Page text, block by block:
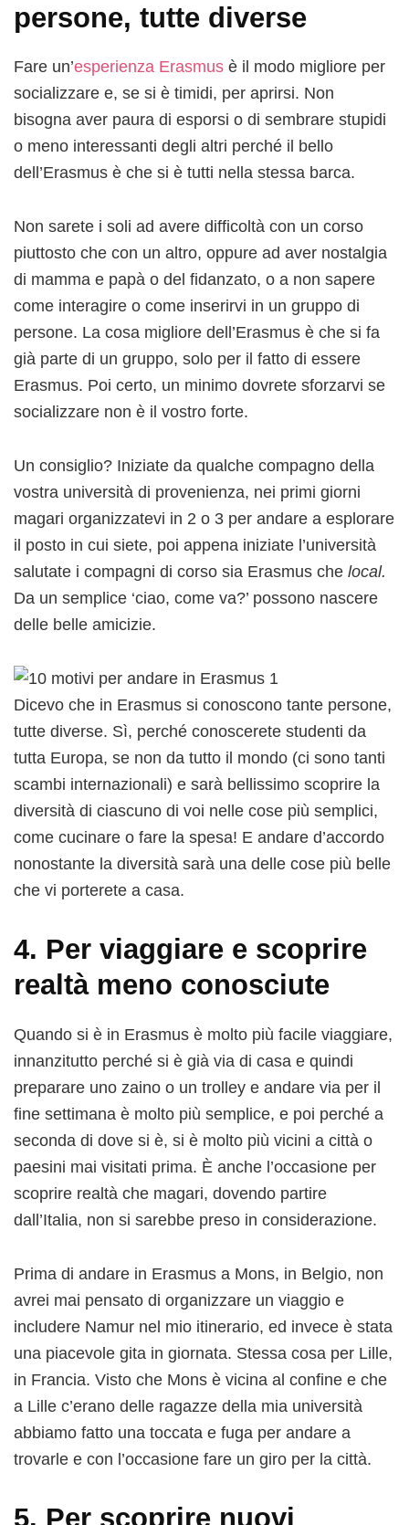
persone, tutte diverse
Fare un’esperienza Erasmus è il modo migliore per
socializzare e, se si è timidi, per aprirsi. Non
bisogna aver paura di esporsi o di sembrare stupidi
o meno interessanti degli altri perché il bello
dell’Erasmus è che si è tutti nella stessa barca.
Non sarete i soli ad avere difficoltà con un corso
piuttosto che con un altro, oppure ad aver nostalgia
di mamma e papà o del fidanzato, o a non sapere
come interagire o come inserirvi in un gruppo di
persone. La cosa migliore dell’Erasmus è che si fa
già parte di un gruppo, solo per il fatto di essere
Erasmus. Poi certo, un minimo dovrete sforzarvi se
socializzare non è il vostro forte.
Un consiglio? Iniziate da qualche compagno della
vostra università di provenienza, nei primi giorni
magari organizzatevi in 2 o 3 per andare a esplorare
il posto in cui siete, poi appena iniziate l’università
salutate i compagni di corso sia Erasmus che local.
Da un semplice ‘ciao, come va?’ possono nascere
delle belle amicizie.
Dicevo che in Erasmus si conoscono tante persone,
tutte diverse. Sì, perché conoscerete studenti da
tutta Europa, se non da tutto il mondo (ci sono tanti
scambi internazionali) e sarà bellissimo scoprire la
diversità di ciascuno di voi nelle cose più semplici,
come cucinare o fare la spesa! E andare d’accordo
nonostante la diversità sarà una delle cose più belle
che vi porterete a casa.
4. Per viaggiare e scoprire
realtà meno conosciute
Quando si è in Erasmus è molto più facile viaggiare,
innanzitutto perché si è già via di casa e quindi
preparare uno zaino o un trolley e andare via per il
fine settimana è molto più semplice, e poi perché a
seconda di dove si è, si è molto più vicini a città o
paesini mai visitati prima. È anche l’occasione per
scoprire realtà che magari, dovendo partire
dall’Italia, non si sarebbe preso in considerazione.
Prima di andare in Erasmus a Mons, in Belgio, non
avrei mai pensato di organizzare un viaggio e
includere Namur nel mio itinerario, ed invece è stata
una piacevole gita in giornata. Stessa cosa per Lille,
in Francia. Visto che Mons è vicina al confine e che
a Lille c’erano delle ragazze della mia università
abbiamo fatto una toccata e fuga per andare a
trovarle e con l’occasione fare un giro per la città.
5. Per scoprire nuovi